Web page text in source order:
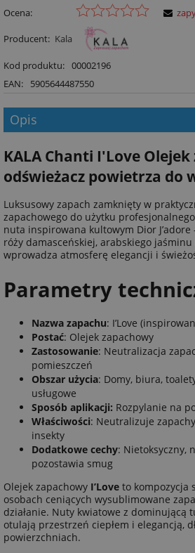
Ocena:
Producent: Kala
Kod produktu: 00002196
EAN:
5905644487550
Opis
KALA Chanti I'Love
odświeżacz powietrza do
Luksusowy zapach zamknięty w
zapachowego do użytku
nuta inspirowana kultowym Dior J’adore
róży damasceńskiej, arabskiego
wprowadza atmosferę elegancji i
Parametry
Nazwa zapachu: I’Love
Postać: Olejek zapachowy
Zastosowanie: Neutralizacja
pomieszczeń
Obszar użycia: Domy, biura,
usługowe
Sposób aplikacji: Rozpylanie na
Właściwości: Neutralizuje
insekty
Dodatkowe cechy: Nietoksyczny,
pozostawia smug
Olejek zapachowy I’Love to kompozycja
osobach ceniących wysublimowane
działanie. Nuty kwiatowe z dominującą
otulają przestrzeń ciepłem i elegancją,
powierzchniach.